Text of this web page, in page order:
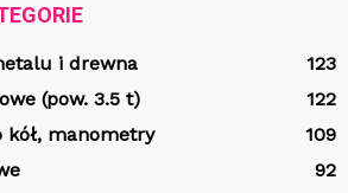
i drewna
123
(pow. 3.5 t)
122
kół, manometry
109
92